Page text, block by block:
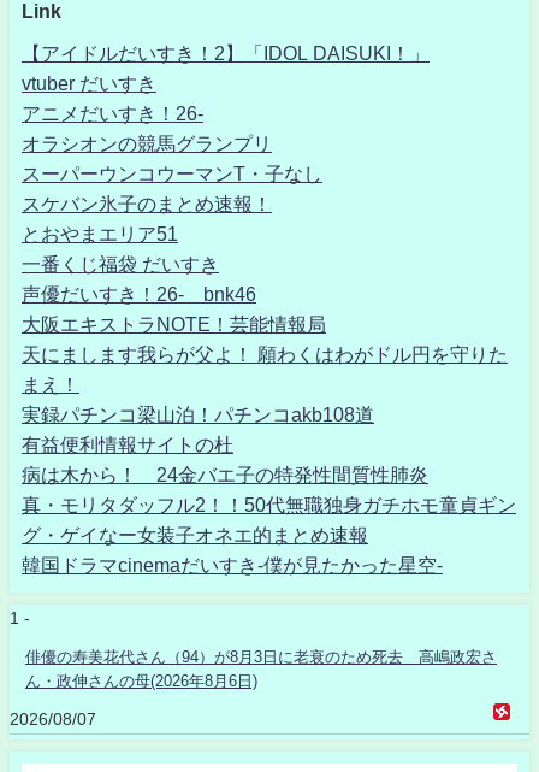
Link
【アイドルだいすき！2】「IDOL DAISUKI！」
vtuber だいすき
アニメだいすき！26-
オラシオンの競馬グランプリ
スーパーウンコウーマンT・子なし
スケバン氷子のまとめ速報！
とおやまエリア51
一番くじ福袋 だいすき
声優だいすき！26- bnk46
大阪エキストラNOTE！芸能情報局
天にまします我らが父よ！ 願わくはわがドル円を守りた
まえ！
実録パチンコ梁山泊！パチンコakb108道
有益便利情報サイトの杜
病は木から！ 24金バエ子の特発性間質性肺炎
真・モリタダッフル2！！50代無職独身ガチホモ童貞ギン
グ・ゲイなー女装子オネエ的まとめ速報
韓国ドラマcinemaだいすき-僕が見たかった星空-
1 -
俳優の寿美花代さん（94）が8月3日に老衰のため死去 高嶋政宏さ
ん・政伸さんの母(2026年8月6日)
2026/08/07